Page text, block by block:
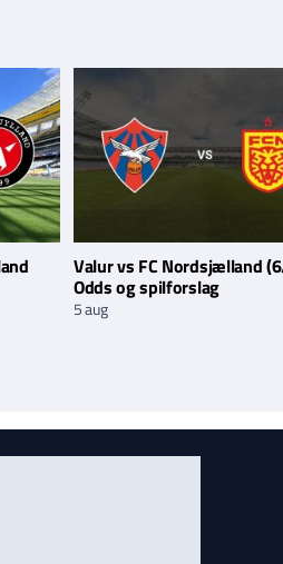
Valur vs FC Nordsjælland
Odds og spilforslag
5 aug